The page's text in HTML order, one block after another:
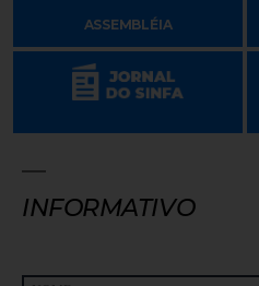
ASSEMBLÉIA
INFORMATIVO